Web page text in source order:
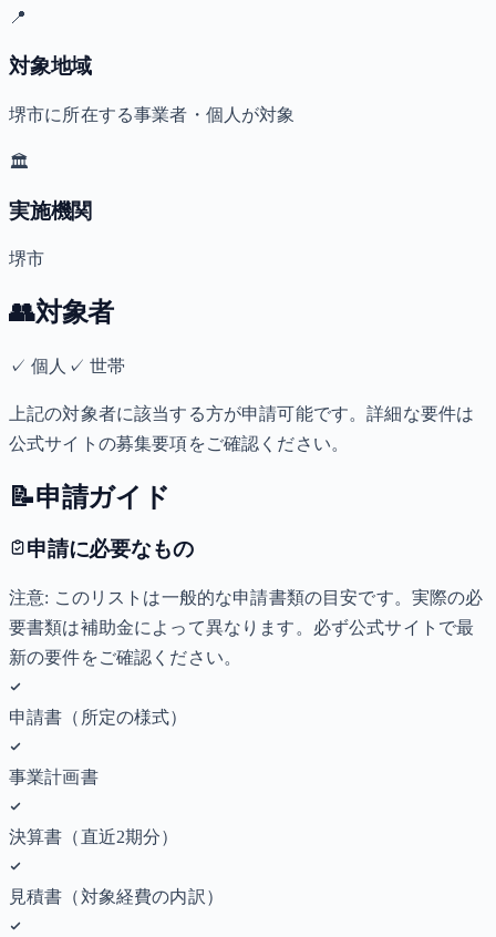
📍
対象地域
堺市に所在する事業者・個人が対象
🏛️
実施機関
堺市
👥対象者
✓個人 ✓ 世帯
上記の対象者に該当する方が申請可能です。詳細な要件は
公式サイトの募集要項をご確認ください。
📝申請ガイド
申請に必要なもの
注意: このリストは一般的な申請書類の目安です。実際の必
要書類は補助金によって異なります。必ず公式サイトで最
新の要件をご確認ください。
申請書（所定の様式）
事業計画書
決算書（直近2期分）
見積書（対象経費の内訳）